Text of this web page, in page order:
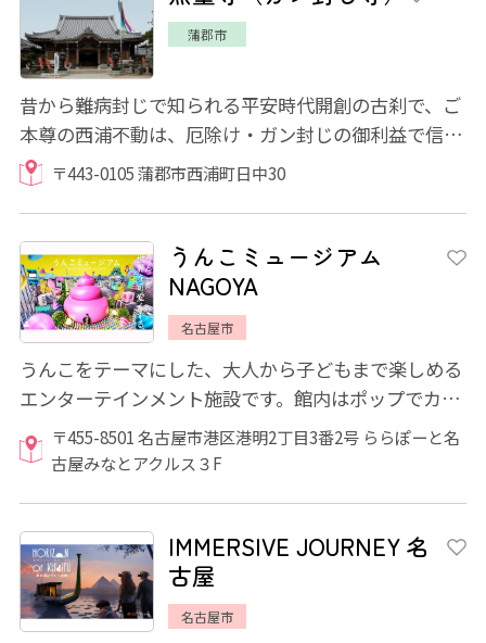
蒲郡市
昔から難病封じで知られる平安時代開創の古刹で、ご
本尊の西浦不動は、厄除け・ガン封じの御利益で信仰
され全国から参拝者が集まっています。境内...
〒443-0105 蒲郡市西浦町日中30
うんこミュージアム
NAGOYA
名古屋市
うんこをテーマにした、大人から子どもまで楽しめる
エンターテインメント施設です。館内はポップでカラ
フルなうんこがあふれる空間で名古屋限定の...
〒455-8501 名古屋市港区港明2丁目3番2号 ららぽーと名
古屋みなとアクルス３F
IMMERSIVE JOURNEY 名
古屋
名古屋市